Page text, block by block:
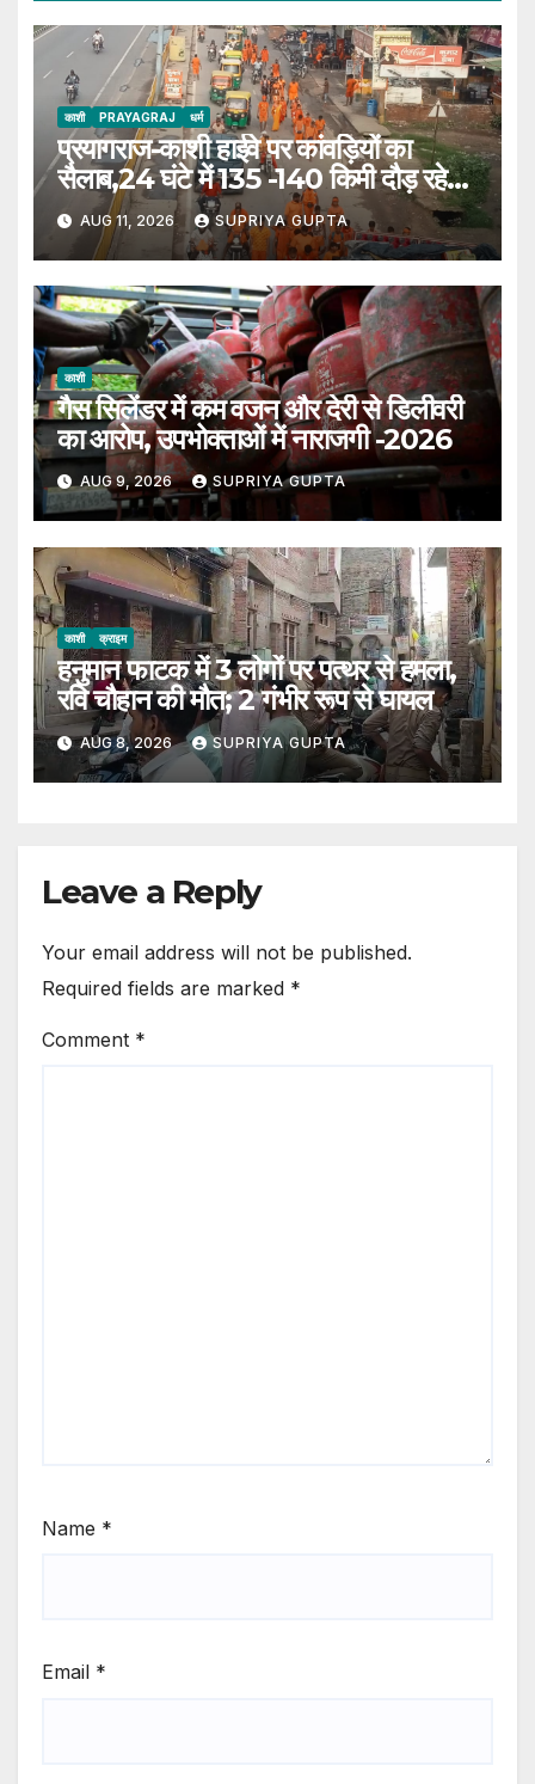
काशी PRAYAGRAJ धर्म
प्रयागराज-काशी हाईवे पर कांवड़ियों का
सैलाब,24 घंटे में 135 -140 किमी दौड़ रहे
डाक बम
AUG 11, 2026 SUPRIYA GUPTA
काशी
गैस सिलेंडर में कम वजन और देरी से डिलीवरी
का आरोप, उपभोक्ताओं में नाराजगी -2026
AUG 9, 2026 SUPRIYA GUPTA
काशी क्राइम
हनुमान फाटक में 3 लोगों पर पत्थर से हमला,
रवि चौहान की मौत; 2 गंभीर रूप से घायल
AUG 8, 2026 SUPRIYA GUPTA
Leave a Reply
Your email address will not be published.
Required fields are marked *
Comment *
Name *
Email *